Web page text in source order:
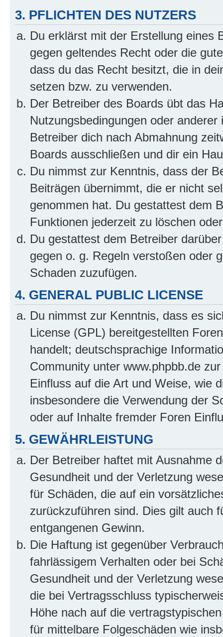
3. PFLICHTEN DES NUTZERS
Du erklärst mit der Erstellung eines
gegen geltendes Recht oder die
dass du das Recht besitzt, die in
setzen bzw. zu verwenden.
Der Betreiber des Boards übt das
Nutzungsbedingungen oder
Betreiber dich nach Abmahnung
Boards ausschließen und dir ein
Du nimmst zur Kenntnis, dass der
Beiträgen übernimmt, die er nicht
genommen hat. Du gestattest dem
Funktionen jederzeit zu löschen
Du gestattest dem Betreiber
gegen o. g. Regeln verstoßen oder
Schaden zuzufügen.
4. GENERAL PUBLIC LICENSE
Du nimmst zur Kenntnis, dass es
License (GPL) bereitgestellten
handelt; deutschsprachige
Community unter www.phpbb.de
Einfluss auf die Art und Weise, wie
insbesondere die Verwendung der
oder auf Inhalte fremder Foren
5. GEWÄHRLEISTUNG
Der Betreiber haftet mit Ausnahme
Gesundheit und der Verletzung
für Schäden, die auf ein
zurückzuführen sind. Dies gilt auch
entgangenen Gewinn.
Die Haftung ist gegenüber
fahrlässigem Verhalten oder bei
Gesundheit und der Verletzung
die bei Vertragsschluss
Höhe nach auf die
für mittelbare Folgeschäden wie